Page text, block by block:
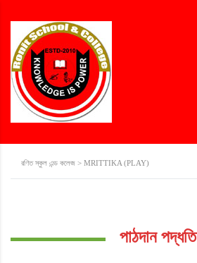
রণিত স্কুল এন্ড কলেজ > MRITTIKA (PLAY)
পাঠদান পদ্ধতি